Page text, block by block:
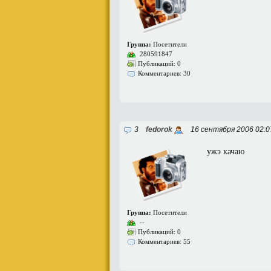
Группа: Посетители
280591847
Публикаций: 0
Комментариев: 30
3 fedorok 16 сентября 2006
Группа: Посетители
--
Публикаций: 0
Комментариев: 55
ужэ качаю